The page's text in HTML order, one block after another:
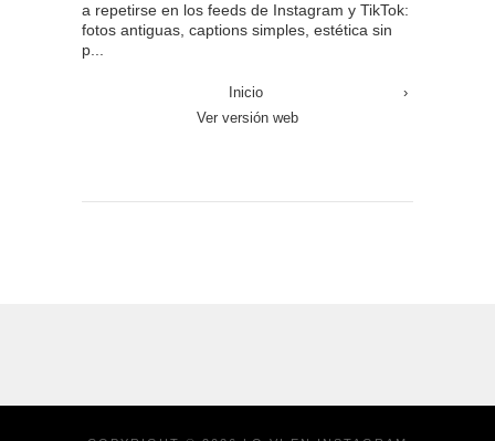
a repetirse en los feeds de Instagram y TikTok:
fotos antiguas, captions simples, estética sin
p...
›
Inicio
Ver versión web